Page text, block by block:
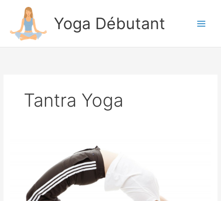
contenu
Yoga Débutant
Tantra Yoga